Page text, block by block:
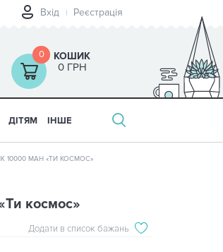
Вхід Реєстрація
0 КОШИК
0 ГРН
ДІТЯМ ІНШЕ
10000 MAH «ТИ КОСМОС»
космос»
Додати в список бажань